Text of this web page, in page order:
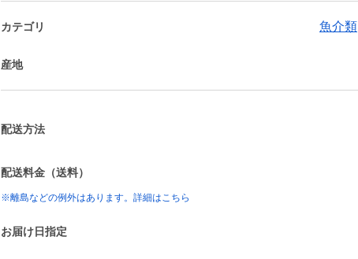
カテゴリ 魚介類
産地
配送方法
配送料金（送料）
※離島などの例外はあります。詳細はこちら
お届け日指定